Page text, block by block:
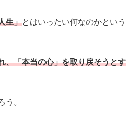
生」とはいったい何なのかという
、「本当の心」を取り戻そうとす
う。